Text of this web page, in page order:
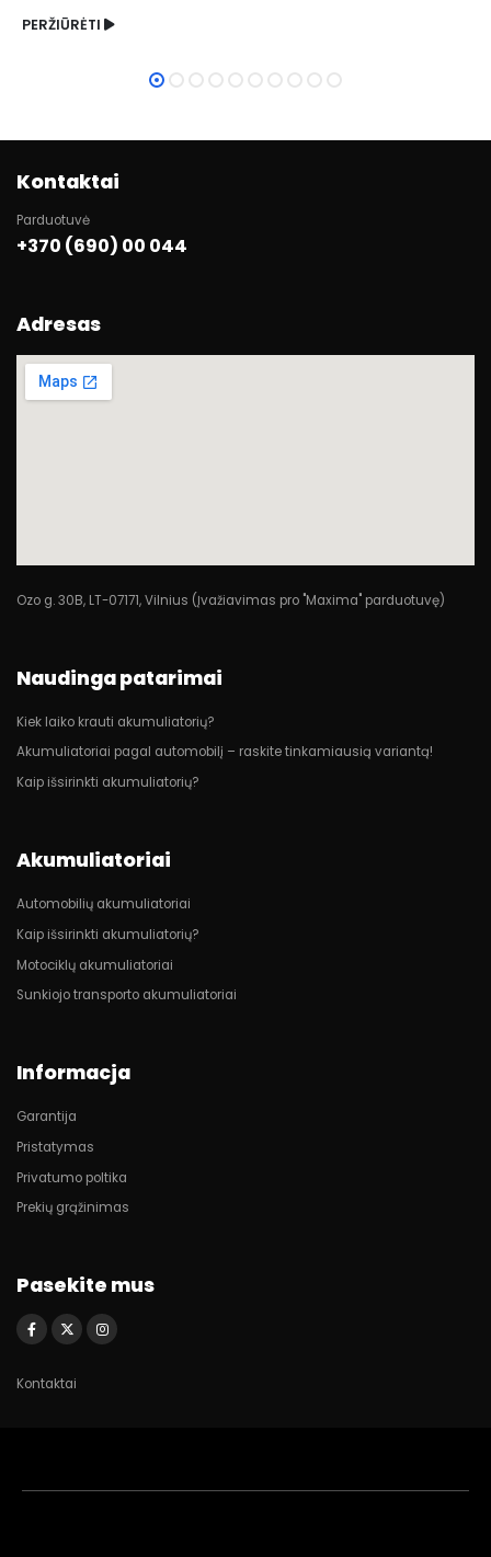
PERŽIŪRĖTI
Kontaktai
Parduotuvė
+370 (690) 00 044
Adresas
Ozo g. 30B, LT-07171, Vilnius (Įvažiavimas pro "Maxima" parduotuvę)
Naudinga patarimai
Kiek laiko krauti akumuliatorių?
Akumuliatoriai pagal automobilį – raskite tinkamiausią variantą!
Kaip išsirinkti akumuliatorių?
Akumuliatoriai
Automobilių akumuliatoriai
Kaip išsirinkti akumuliatorių?
Motociklų akumuliatoriai
Sunkiojo transporto akumuliatoriai
Informacja
Garantija
Pristatymas
Privatumo poltika
Prekių grąžinimas
Pasekite mus
Kontaktai